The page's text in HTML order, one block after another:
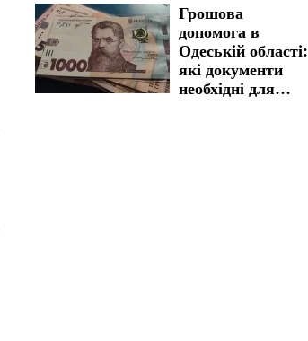
вартість стала
реальністю
Грошова
допомога в
Одеській області:
які документи
необхідні для